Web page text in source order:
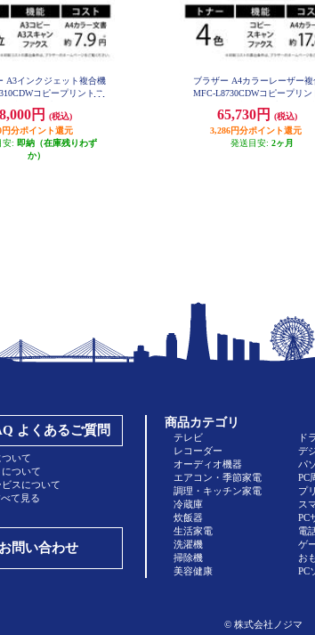
A3インクジェット複合機
コピープリントス
MFC-J7310CDW
円
(税込)
円分ポイント還元
安: 即納（在庫残りわず
か）
ブラザー A4カラーレーザー複
MFC-L8730CDWコピープリン
LAN MFC-L8730CDW
65,730円
(税込)
3,286円分ポイント還元
発送目安: 2ヶ月
よくあるご質問
ついて
ついて
スについて
て見る
お問い合わせ
商品カテゴリ
テレビ
レコーダー
オーディオ機器
エアコン・季節家電
調理・キッチン家電
冷蔵庫
炊飯器
生活家電
洗濯機
掃除機
美容健康
ド
デ
パ
PC
プ
ス
PC
電
ゲ
お
PC
© 株式会社ノジマ